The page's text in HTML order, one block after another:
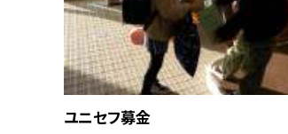
ユニセフ募金